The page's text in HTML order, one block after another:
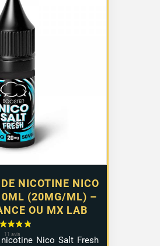
NICOTINE NICO
(20MG/ML) –
OU MX LAB
Nico Salt Fresh